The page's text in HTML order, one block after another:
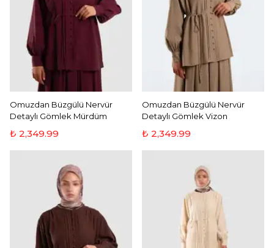
Omuzdan Büzgülü Nervür
Detaylı Gömlek Mürdüm
₺ 2,349.99
Omuzdan Büzgülü Nervür
Detaylı Gömlek Vizon
₺ 2,349.99